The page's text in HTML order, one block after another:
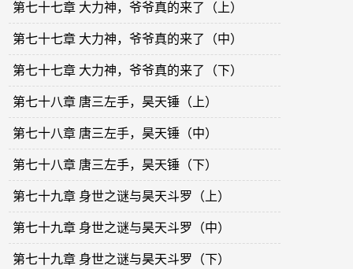
第七十七章 大力神，爷爷真的来了（上）
第七十七章 大力神，爷爷真的来了（中）
第七十七章 大力神，爷爷真的来了（下）
第七十八章 唐三左手，昊天锤（上）
第七十八章 唐三左手，昊天锤（中）
第七十八章 唐三左手，昊天锤（下）
第七十九章 身世之谜与昊天斗罗（上）
第七十九章 身世之谜与昊天斗罗（中）
第七十九章 身世之谜与昊天斗罗（下）